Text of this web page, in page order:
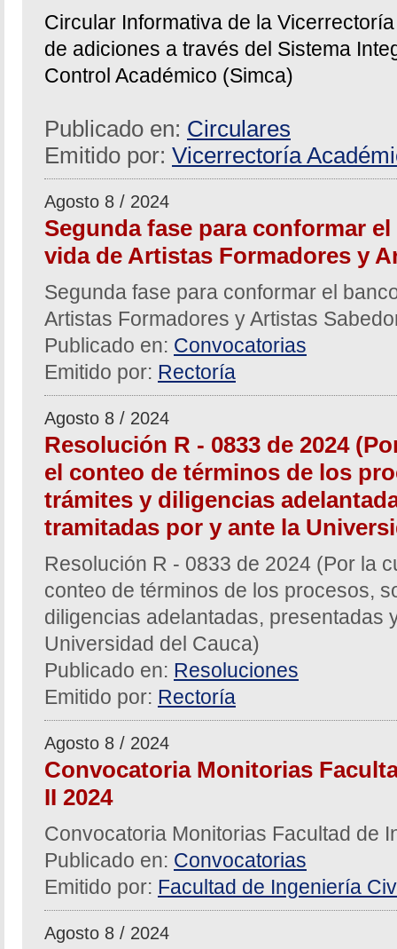
Circular Informativa de la
de adiciones a través del Sistema
Control Académico (Simca)
Publicado en: Circulares
Emitido por: Vicerrectoría
Agosto 8 / 2024
Segunda fase para conformar
vida de Artistas Formadores y
Segunda fase para conformar el
Artistas Formadores y Artistas
Publicado en: Convocatorias
Emitido por: Rectoría
Agosto 8 / 2024
Resolución R - 0833 de 2024
el conteo de términos de los
trámites y diligencias
tramitadas por y ante la
Resolución R - 0833 de 2024 (Por la
conteo de términos de los procesos,
diligencias adelantadas, presentadas
Universidad del Cauca)
Publicado en: Resoluciones
Emitido por: Rectoría
Agosto 8 / 2024
Convocatoria Monitorias
II 2024
Convocatoria Monitorias Facultad de
Publicado en: Convocatorias
Emitido por: Facultad de Ingeniería
Agosto 8 / 2024